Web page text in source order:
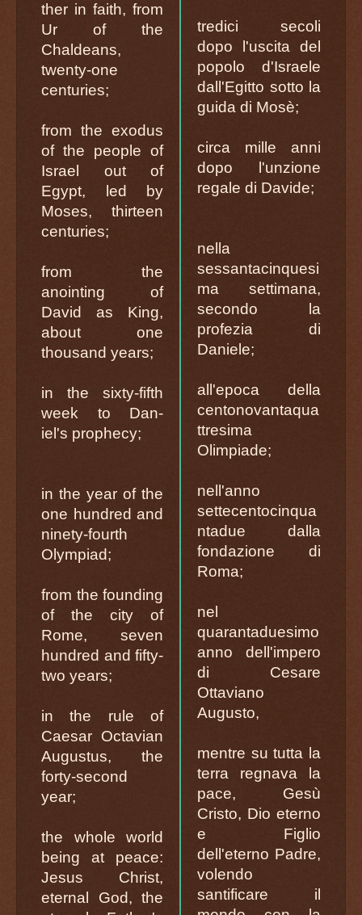
ther in faith, from
Ur of the
Chaldeans,
twenty-one
centuries;
from the exodus
of the people of
Israel out of
Egypt, led by
Moses, thirteen
centuries;
from the
anointing of
David as King,
about one
thousand years;
in the sixty-fifth
week to Dan-
iel's prophecy;
in the year of the
one hundred and
ninety-fourth
Olympiad;
from the founding
of the city of
Rome, seven
hundred and fifty-
two years;
in the rule of
Caesar Octavian
Augustus, the
forty-second
year;
the whole world
being at peace:
Jesus Christ,
eternal God, the
tredici secoli
dopo l'uscita del
popolo d'Israele
dall'Egitto sotto la
guida di Mosè;
circa mille anni
dopo l'unzione
regale di Davide;
nella
sessantacinquesi
ma settimana,
secondo la
profezia di
Daniele;
all'epoca della
centonovantaqua
ttresima
Olimpiade;
nell'anno
settecentocinqua
ntadue dalla
fondazione di
Roma;
nel
quarantaduesimo
anno dell'impero
di Cesare
Ottaviano
Augusto,
mentre su tutta la
terra regnava la
pace, Gesù
Cristo, Dio eterno
e Figlio
dell'eterno Padre,
volendo
santificare il